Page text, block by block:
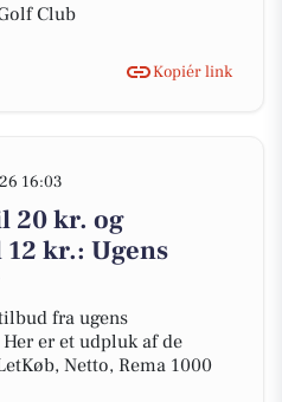
Club
Kopiér link
16:03
20 kr. og
kr.: Ugens
fra ugens
er et udpluk af de
Netto, Rema 1000